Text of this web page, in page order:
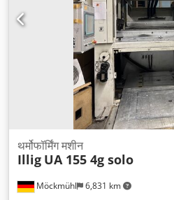
Möckmühl 6,831 km
थर्मोफॉर्मिंग मशीन
Illig UA 155 4g solo